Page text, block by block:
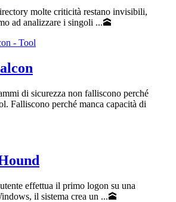
molte criticità restano invisibili,
ad analizzare i singoli ...🕋
di sicurezza non falliscono perché
Falliscono perché manca capacità di
effettua il primo logon su una
il sistema crea un ...🕋